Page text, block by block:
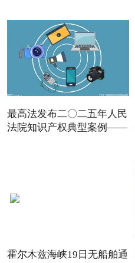
最高法发布二〇二五年人民
法院知识产权典型案例——
霍尔木兹海峡19日无船舶通